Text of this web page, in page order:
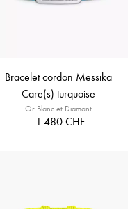
Bracelet cordon Messika
Care(s) turquoise
Or Blanc et Diamant
1 480 CHF